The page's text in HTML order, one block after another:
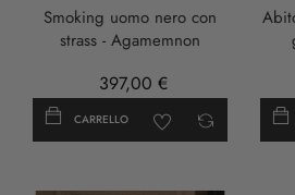
Smoking uomo nero con
strass - Agamemnon
397,00 €
CARRELLO